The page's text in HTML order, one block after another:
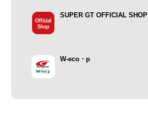
SUPER GT OFFICIAL SHOP
W-eco・p